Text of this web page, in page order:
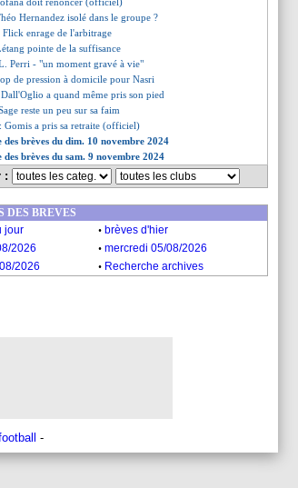
Hernandez isolé dans le groupe ?
Flick enrage de l'arbitrage
pointe de la suffisance
Perri - "un moment gravé à vie"
de pression à domicile pour Nasri
Dall'Oglio a quand même pris son pied
reste un peu sur sa faim
: Gomis a pris sa retraite (officiel)
des brèves du dim. 10 novembre 2024
des brèves du sam. 9 novembre 2024
:
DES BREVES
jour . brèves d'hier
2026 . mercredi 05/08/2026
2026 . Recherche archives
-